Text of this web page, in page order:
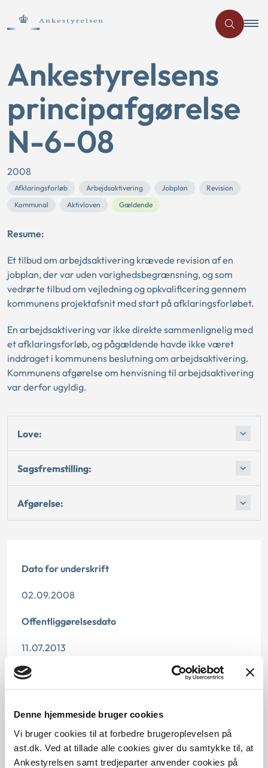
Denne hjemmeside bruger cookies
Vi bruger cookies til at forbedre brugeroplevelsen på
ast.dk. Ved at tillade alle cookies giver du samtykke til, at
Ankestyrelsen samt tredjeparter anvender cookies på
Ankestyrelsens
principafgørelse
N-6-08
2008
Afklaringsforløb Arbejdsaktivering Jobplan
Revision
Kommunal
Aktivloven Gældende
Resume:
Et tilbud om arbejdsaktivering krævede revision af en
jobplan, der var uden varighedsbegrænsning, og som
vedrørte tilbud om vejledning og opkvalificering gennem
kommunens projektafsnit med start på afklaringsforløbet.
En arbejdsaktivering var ikke direkte sammenlignelig med
et afklaringsforløb, og pågældende havde ikke været
inddraget i kommunens beslutning om arbejdsaktivering.
Kommunens afgørelse om henvisning til arbejdsaktivering
var derfor ugyldig.
Love:
Sagsfremstilling:
Afgørelse:
Dato for underskrift
02.09.2008
Offentliggørelsesdato
11.07.2013
Paragraf
2000074-08